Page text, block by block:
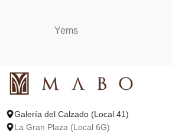
Yems
Galería del Calzado (Local 41)
La Gran Plaza (Local 6G)